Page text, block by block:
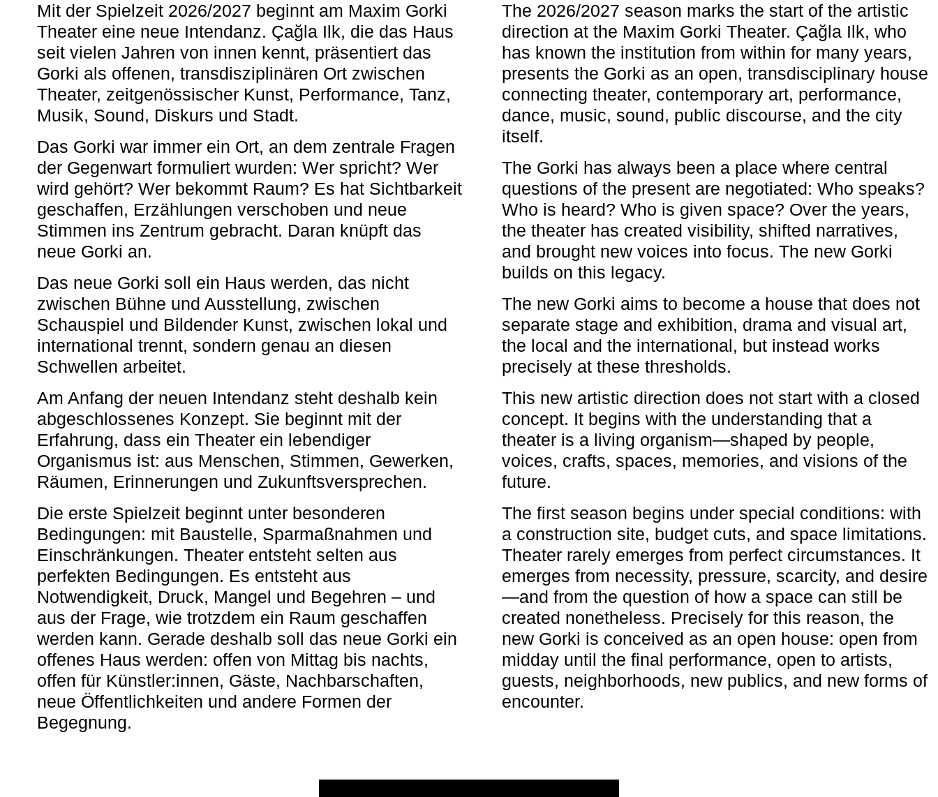
Mit der Spielzeit 2026/2027 beginnt am Maxim Gorki
Theater eine neue Intendanz. Çağla Ilk, die das Haus
seit vielen Jahren von innen kennt, präsentiert das
Gorki als offenen, transdisziplinären Ort zwischen
Theater, zeitgenössischer Kunst, Performance, Tanz,
Musik, Sound, Diskurs und Stadt.
Das Gorki war immer ein Ort, an dem zentrale Fragen
der Gegenwart formuliert wurden: Wer spricht? Wer
wird gehört? Wer bekommt Raum? Es hat Sichtbarkeit
geschaffen, Erzählungen verschoben und neue
Stimmen ins Zentrum gebracht. Daran knüpft das
neue Gorki an.
Das neue Gorki soll ein Haus werden, das nicht
zwischen Bühne und Ausstellung, zwischen
Schauspiel und Bildender Kunst, zwischen lokal und
international trennt, sondern genau an diesen
Schwellen arbeitet.
Am Anfang der neuen Intendanz steht deshalb kein
abgeschlossenes Konzept. Sie beginnt mit der
Erfahrung, dass ein Theater ein lebendiger
Organismus ist: aus Menschen, Stimmen, Gewerken,
Räumen, Erinnerungen und Zukunftsversprechen.
Die erste Spielzeit beginnt unter besonderen
Bedingungen: mit Baustelle, Sparmaßnahmen und
Einschränkungen. Theater entsteht selten aus
perfekten Bedingungen. Es entsteht aus
Notwendigkeit, Druck, Mangel und Begehren – und
aus der Frage, wie trotzdem ein Raum geschaffen
werden kann. Gerade deshalb soll das neue Gorki ein
offenes Haus werden: offen von Mittag bis nachts,
offen für Künstler:innen, Gäste, Nachbarschaften,
neue Öffentlichkeiten und andere Formen der
Begegnung.
The 2026/2027 season marks the start of the artistic
direction at the Maxim Gorki Theater. Çağla Ilk, who
has known the institution from within for many years,
presents the Gorki as an open, transdisciplinary house
connecting theater, contemporary art, performance,
dance, music, sound, public discourse, and the city
itself.
The Gorki has always been a place where central
questions of the present are negotiated: Who speaks?
Who is heard? Who is given space? Over the years,
the theater has created visibility, shifted narratives,
and brought new voices into focus. The new Gorki
builds on this legacy.
The new Gorki aims to become a house that does not
separate stage and exhibition, drama and visual art,
the local and the international, but instead works
precisely at these thresholds.
This new artistic direction does not start with a closed
concept. It begins with the understanding that a
theater is a living organism—shaped by people,
voices, crafts, spaces, memories, and visions of the
future.
The first season begins under special conditions: with
a construction site, budget cuts, and space limitations.
Theater rarely emerges from perfect circumstances. It
emerges from necessity, pressure, scarcity, and desire
—and from the question of how a space can still be
created nonetheless. Precisely for this reason, the
new Gorki is conceived as an open house: open from
midday until the final performance, open to artists,
guests, neighborhoods, new publics, and new forms of
encounter.